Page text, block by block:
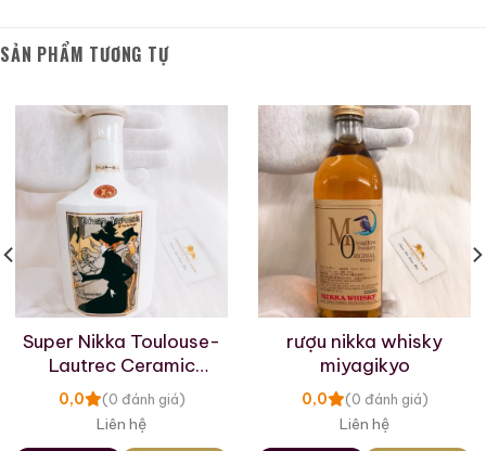
Macallan 18 Sherry
Oak 1997
700ml / 43%
0,0 (0 đánh giá)
28.680.000
Zalo Hotline
Macallan 18 Sherry
Oak 1996
700ml / 43%
(0 đánh giá)
28.880.000 ₫
Zalo Hotline
Giới Thiệu Một Số Mẫu Rượu Cognac
SẢN PHẨM TƯƠNG TỰ
Super Nikka Toulouse-
Lautrec Ceramic
Decanter
0,0 (0 đánh giá)
Liên hệ
rượu nikka whisky
miyagikyo
0,0 (0 đánh giá)
Liên hệ